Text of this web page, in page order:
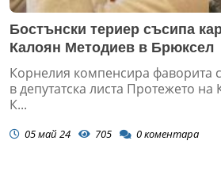
Бостънски териер съсипа
Калоян Методиев в Брюксел
Корнелия компенсира фаворита
в депутатска листа Протежето
К...
05 май 24 705 0коментара